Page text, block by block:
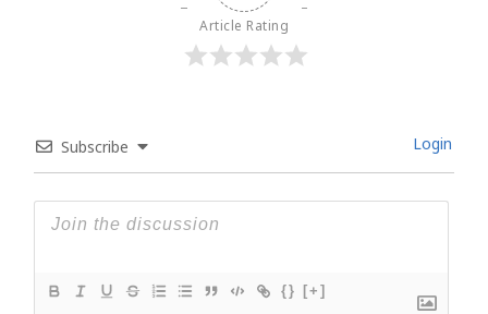
Article Rating
Subscribe Login
{} [+]